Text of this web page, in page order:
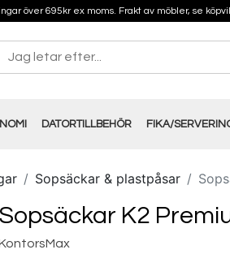
över 695kr ex moms. Frakt av möbler, se
DATORTILLBEHÖR FIKA/
Sopsäckar & plastpåsar
Sopsäckar K2